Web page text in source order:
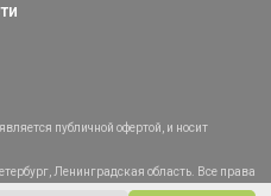
публичной офертой, и носит
Ленинградская область. Все права